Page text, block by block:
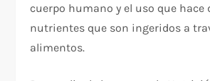
cuerpo humano y el uso que hace
nutrientes que son ingeridos a
alimentos.